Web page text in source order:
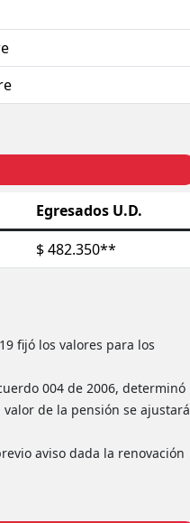
Egresados U.D.
$ 482.350**
fijó los valores para los
004 de 2006, determinó
de la pensión se ajustará
aviso dada la renovación